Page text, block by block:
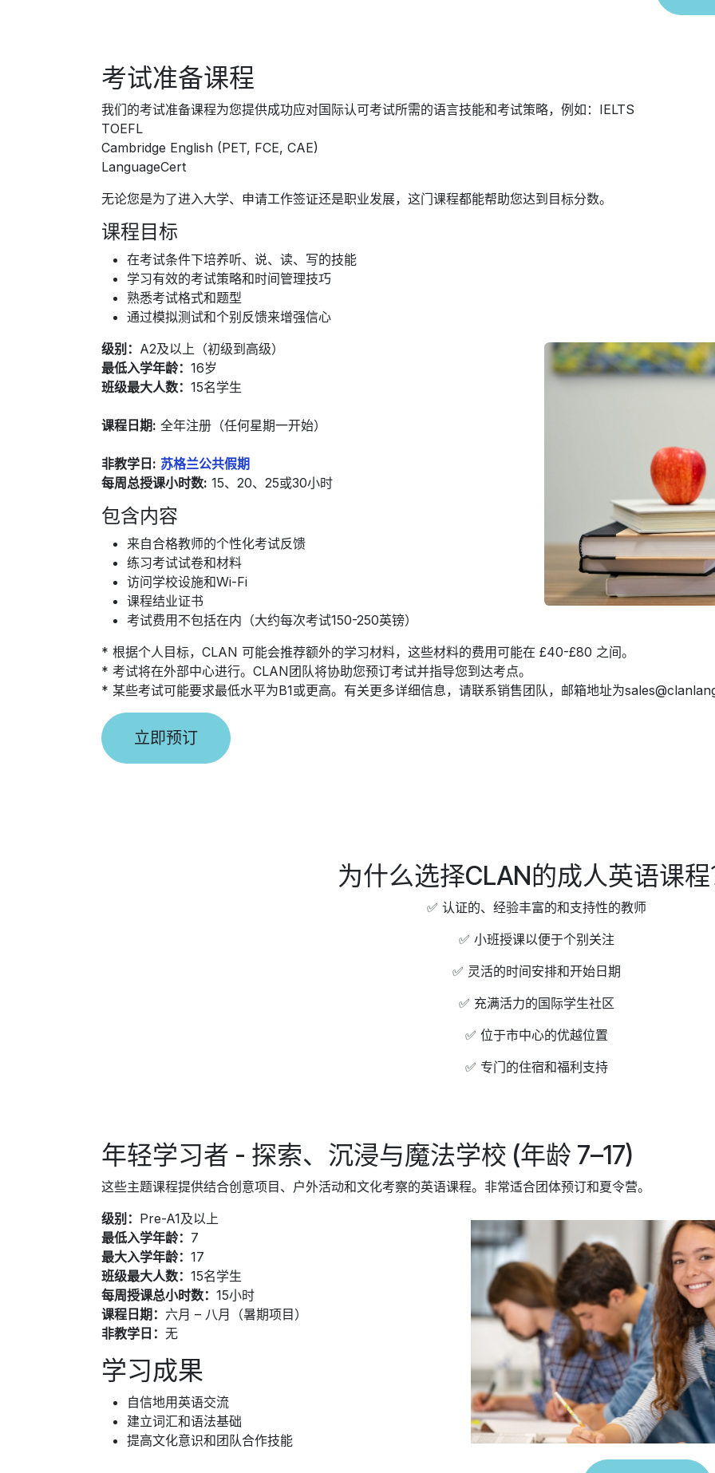
考试准备课程
我们的考试准备课程为您提供成功应对国际认可考试所需的语言技能和考试策略，例如：IELTS
TOEFL
Cambridge English (PET, FCE, CAE)
LanguageCert
无论您是为了进入大学、申请工作签证还是职业发展，这门课程都能帮助您达到目标分数。
课程目标
在考试条件下培养听、说、读、写的技能
学习有效的考试策略和时间管理技巧
熟悉考试格式和题型
通过模拟测试和个别反馈来增强信心
级别： A2及以上（初级到高级）
最低入学年龄： 16岁
班级最大人数： 15名学生
课程日期: 全年注册（任何星期一开始）
非教学日: 苏格兰公共假期
每周总授课小时数: 15、20、25或30小时
包含内容
来自合格教师的个性化考试反馈
练习考试试卷和材料
访问学校设施和Wi-Fi
课程结业证书
考试费用不包括在内（大约每次考试150-250英镑）
* 根据个人目标，CLAN 可能会推荐额外的学习材料，这些材料的费用可能在 £40-£80 之间。
* 考试将在外部中心进行。CLAN团队将协助您预订考试并指导您到达考点。
* 某些考试可能要求最低水平为B1或更高。有关更多详细信息，请联系销售团队，邮箱地址为
立即预订
年轻学习者 - 探索、沉浸与魔法学校 (年龄 7–17)
这些主题课程提供结合创意项目、户外活动和文化考察的英语课程。非常适合团体预订和夏令营。
级别： Pre-A1及以上
最低入学年龄： 7
最大入学年龄： 17
班级最大人数： 15名学生
每周授课总小时数： 15小时
课程日期： 六月 – 八月（暑期项目）
非教学日： 无
学习成果
自信地用英语交流
建立词汇和语法基础
提高文化意识和团队合作技能
为什么选择CLAN的成人英语课
✅ 认证的、经验丰富的和支持性的教师
✅ 小班授课以便于个别关注
✅ 灵活的时间安排和开始日期
✅ 充满活力的国际学生社区
✅ 位于市中心的优越位置
✅ 专门的住宿和福利支持